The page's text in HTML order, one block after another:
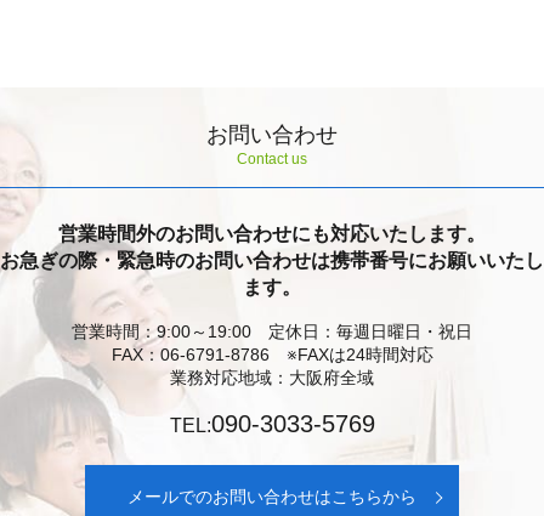
お問い合わせ
Contact us
営業時間外のお問い合わせにも対応いたします。
お急ぎの際・緊急時のお問い合わせは携帯番号にお願いいたし
ます。
営業時間：9:00～19:00 定休日：毎週日曜日・祝日
FAX：06-6791-8786 ※FAXは24時間対応
業務対応地域：大阪府全域
TEL:090-3033-5769
メールでのお問い合わせはこちらから